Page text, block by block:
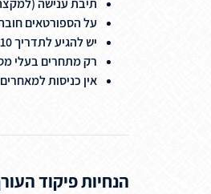
תיבת ענישה (למקצה סופר ספרינט 14-
על הספורטאים
יש להגיע לתדריך 10 דקות לפני הזינוק הראשון של אותה קבוצת גיל ללא קשר למגדר.
רק מתחרים בעלי
אין כניסות
הנחיות פיקוד